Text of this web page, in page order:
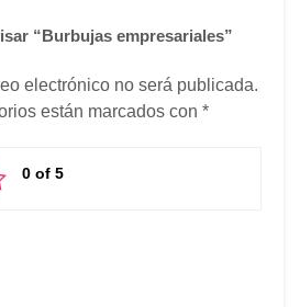
“Burbujas empresariales”
electrónico no será publicada.
están marcados con *